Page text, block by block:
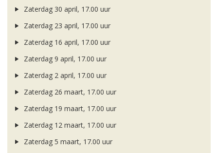
Zaterdag 30 april, 17.00 uur
Zaterdag 23 april, 17.00 uur
Zaterdag 16 april, 17.00 uur
Zaterdag 9 april, 17.00 uur
Zaterdag 2 april, 17.00 uur
Zaterdag 26 maart, 17.00 uur
Zaterdag 19 maart, 17.00 uur
Zaterdag 12 maart, 17.00 uur
Zaterdag 5 maart, 17.00 uur